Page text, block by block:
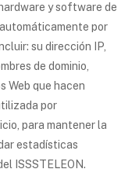
y software de
por
su dirección IP,
de dominio,
Web que hacen
por
para mantener la
estadísticas
ISSSTELEON.